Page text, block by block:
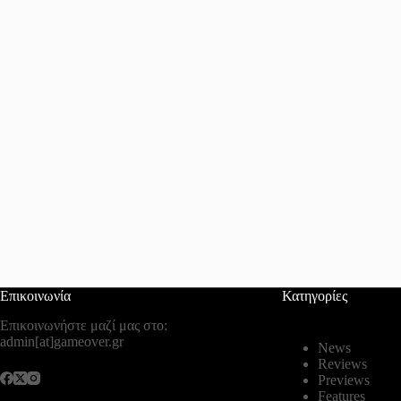
Επικοινωνία
Επικοινωνήστε μαζί μας στο:
admin[at]gameover.gr
Κατηγορίες
News
Reviews
Previews
Features